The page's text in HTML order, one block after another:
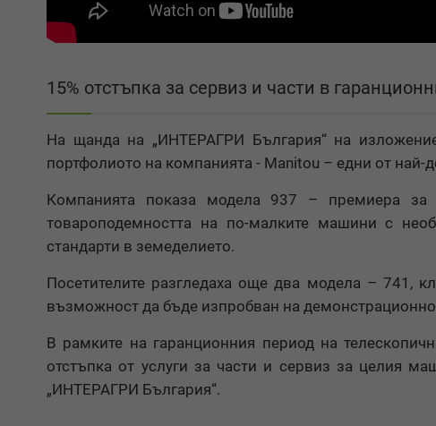
15% отстъпка за сервиз и части в
На щанда на „ИНТЕРАГРИ България“ на
портфолиото на компанията - Manitou – едни от най-
Компанията показа модела 937 – премиера
товароподемността на по-малките машини с
стандарти в земеделието.
Посетителите разгледаха още два модела – 741,
възможност да бъде изпробван на
В рамките на гаранционния период на
отстъпка от услуги за части и сервиз за целия
„ИНТЕРАГРИ България“.